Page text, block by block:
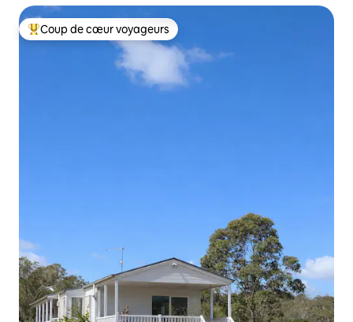
Coups de cœur voyageurs les plus appréciés
Coup de cœur voyageurs